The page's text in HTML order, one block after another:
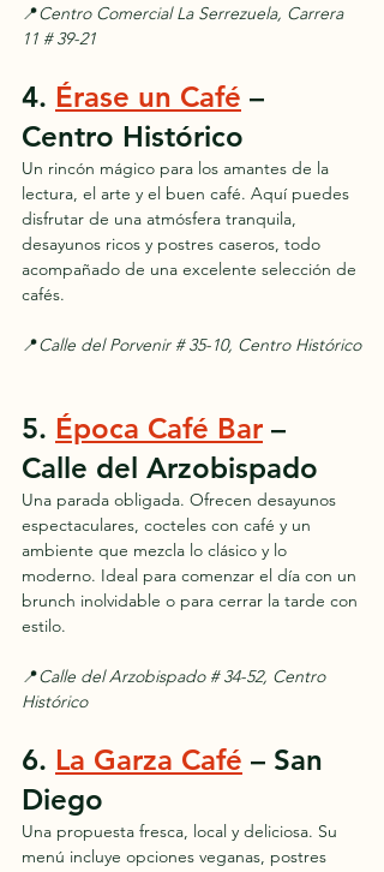
📍Centro Comercial La Serrezuela, Carrera
11 # 39-21
4. Érase un Café –
Centro Histórico
Un rincón mágico para los amantes de la
lectura, el arte y el buen café. Aquí puedes
disfrutar de una atmósfera tranquila,
desayunos ricos y postres caseros, todo
acompañado de una excelente selección de
cafés.
📍Calle del Porvenir # 35-10, Centro Histórico
5. Época Café Bar –
Calle del Arzobispado
Una parada obligada. Ofrecen desayunos
espectaculares, cocteles con café y un
ambiente que mezcla lo clásico y lo
moderno. Ideal para comenzar el día con un
brunch inolvidable o para cerrar la tarde con
estilo.
📍Calle del Arzobispado # 34-52, Centro
Histórico
6. La Garza Café – San
Diego
Una propuesta fresca, local y deliciosa. Su
menú incluye opciones veganas, postres